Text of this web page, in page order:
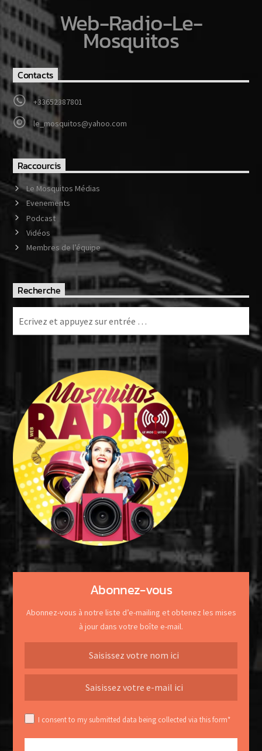
Web-Radio-Le-
Mosquitos
Contacts
+33652387801
le_mosquitos@yahoo.com
Raccourcis
Le Mosquitos Médias
Evenements
Podcast
Vidéos
Membres de l’équipe
Recherche
Abonnez-vous
Abonnez-vous à notre liste d’e-mailing et obtenez les mises
à jour dans votre boîte e-mail.
I consent to my submitted data being collected via this form*